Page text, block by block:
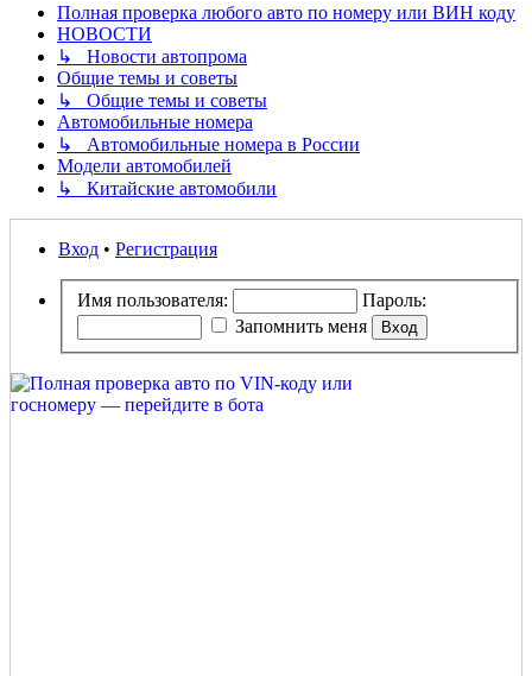
Полная проверка любого авто по номеру или ВИН коду
НОВОСТИ
↳ Новости автопрома
Общие темы и советы
↳ Общие темы и советы
Автомобильные номера
↳ Автомобильные номера в России
Модели автомобилей
↳ Китайские автомобили
Вход • Регистрация
Имя пользователя:
Пароль:
Запомнить меня